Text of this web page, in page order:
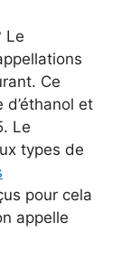
Le
Ce
d’éthanol et
Le
types de
pour cela
appelle